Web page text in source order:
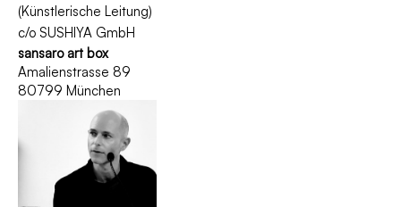
(Künstlerische Leitung)
c/o SUSHIYA GmbH
sansaro art box
Amalienstrasse 89
80799 München